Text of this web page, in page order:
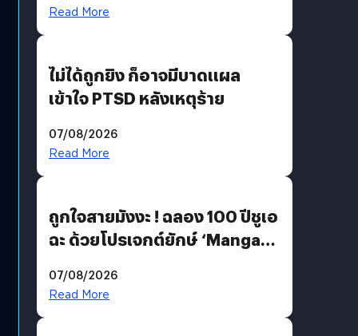
Read More
ไม่ได้ถูกยิง ก็อาจมีบาดแผล
เข้าใจ PTSD หลังเหตุร้าย
07/08/2026
Read More
ถูกใจสายมังงะ ! ฉลอง 100 ปีชูเอ
ฉะ ด้วยโปรเจกต์ยักษ์ ‘Manga
มีภาษาไทยด้วย
07/08/2026
Read More